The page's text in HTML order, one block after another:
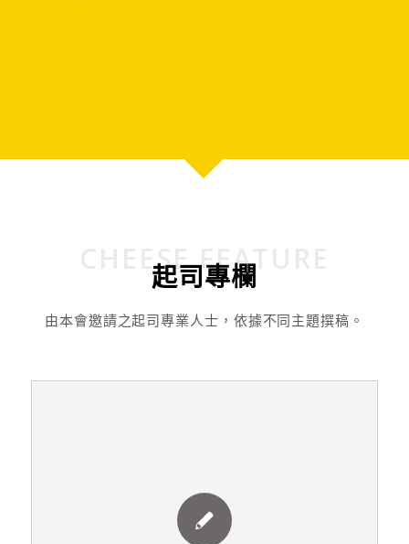
CHEESE FEATURE
起司專欄
由本會邀請之起司專業人士，依據不同主題撰稿。